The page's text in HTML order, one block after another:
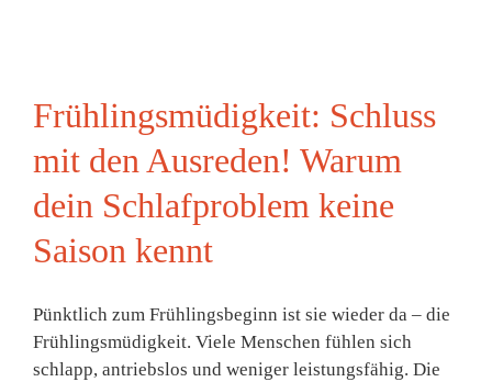
Frühlingsmüdigkeit: Schluss
mit den Ausreden! Warum
dein Schlafproblem keine
Saison kennt
Pünktlich zum Frühlingsbeginn ist sie wieder da – die
Frühlingsmüdigkeit. Viele Menschen fühlen sich
schlapp, antriebslos und weniger leistungsfähig. Die